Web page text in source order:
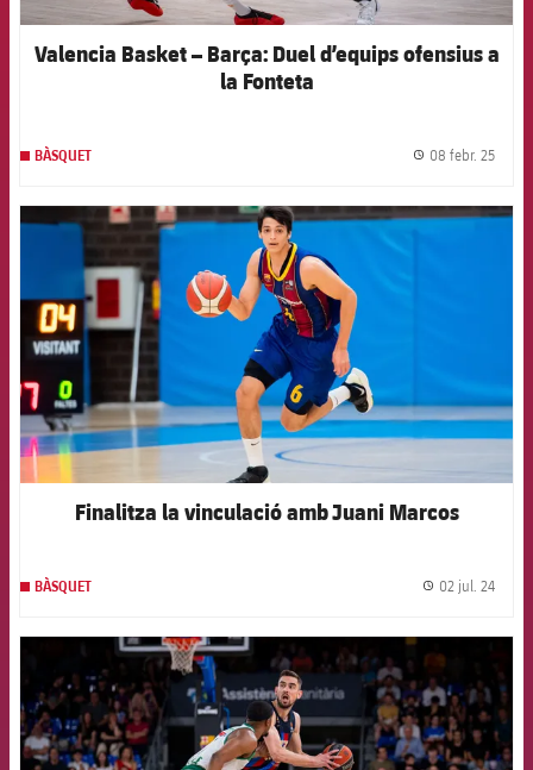
Valencia Basket – Barça: Duel d’equips ofensius a
la Fonteta
BÀSQUET 08 febr. 25
FCB Barcelona badge
Finalitza la vinculació amb Juani Marcos
BÀSQUET 02 jul. 24
FCB Barcelona badge